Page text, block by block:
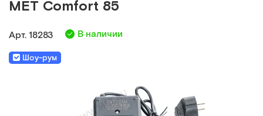
MET Comfort 85
Арт.18283 В наличии
Шоу-рум